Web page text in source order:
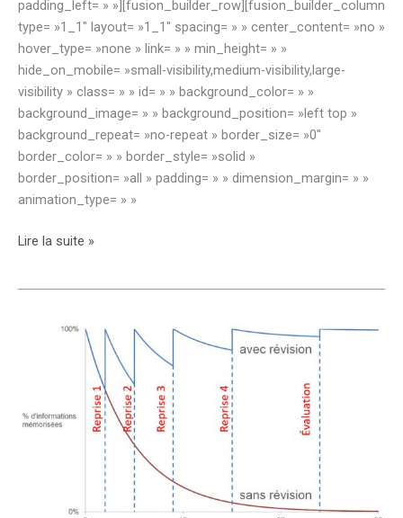
padding_left= » »][fusion_builder_row][fusion_builder_column
type= »1_1″ layout= »1_1″ spacing= » » center_content= »no »
hover_type= »none » link= » » min_height= » »
hide_on_mobile= »small-visibility,medium-visibility,large-
visibility » class= » » id= » » background_color= » »
background_image= » » background_position= »left top »
background_repeat= »no-repeat » border_size= »0″
border_color= » » border_style= »solid »
border_position= »all » padding= » » dimension_margin= » »
animation_type= » »
Plaquette
Lire la suite »